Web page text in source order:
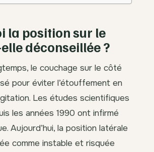
la position sur le
déconseillée ?
le couchage sur le côté
pour éviter l’étouffement en
Les études scientifiques
les années 1990 ont infirmé
Aujourd’hui, la position latérale
comme instable et risquée